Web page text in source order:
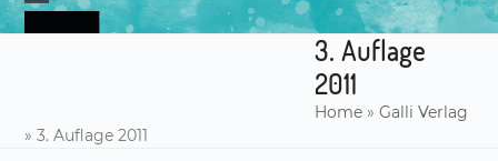
to
content
Open
Close
3. Auflage
2011
Home» Galli Verlag
»3. Auflage 2011